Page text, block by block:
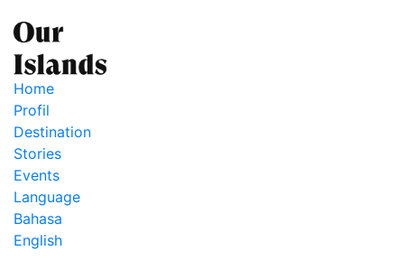
Home
Profil
Destination
Stories
Events
Language
Bahasa
English